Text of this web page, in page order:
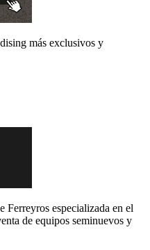
más exclusivos y
Ferreyros especializada en el
de equipos seminuevos y